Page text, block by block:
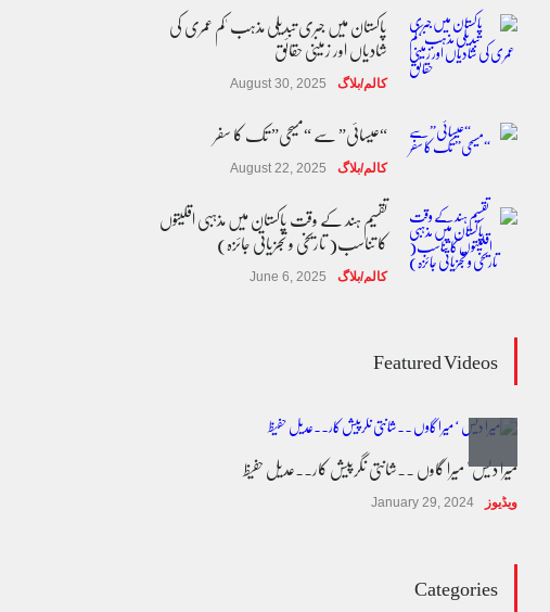
پاکستان میں جبری تبدیلی مذہب 'کم عمری کی
شادیاں اور زمینی حقائق
کالم/بلاگ August 30, 2025
“عیسائی” سے “مسیحی” تک کا سفر
کالم/بلاگ August 22, 2025
تقسیم ہند کے وقت پاکستان میں مذہبی اقلیتوں
کا تناسب( تاریخی و تجزیاتی جائزہ)
کالم/بلاگ June 6, 2025
بیٹیاں
پسند کی شادیوں کا بڑھتا ہوا رجحان اور راولپنڈی
کی یوسیز میں اندارج پر پابندی ایک نیا تنازعہ
کالم/بلاگ
Featured Videos
میرا دیس ' میرا گاوں ۔۔شانتی نگرپیش کار۔۔عدیل حفیظ
ویڈیوز January 29, 2024
Categories